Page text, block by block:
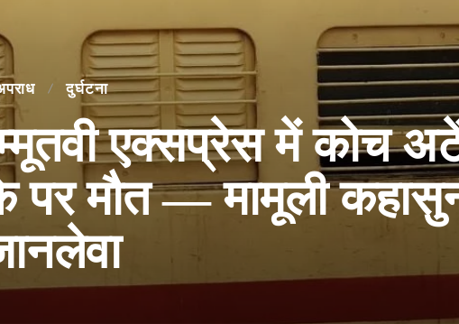
दुर्घटना
एक्सप्रेस में कोच
पर मौत — मामूली